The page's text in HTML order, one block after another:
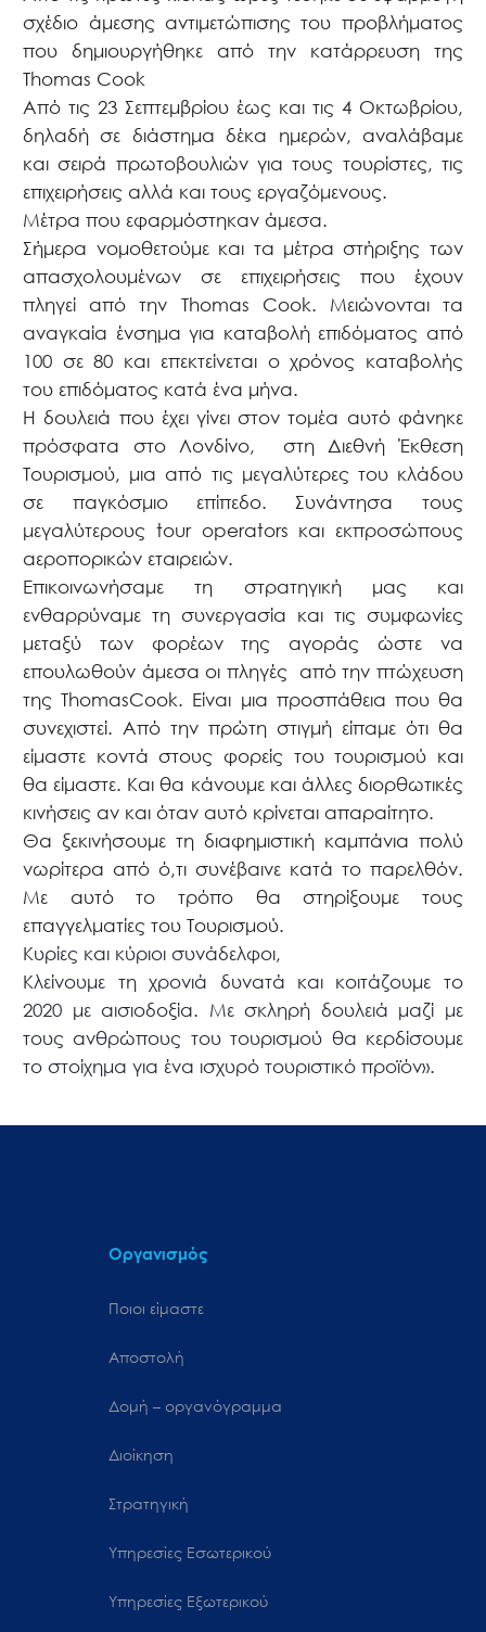
σχέδιο άμεσης αντιμετώπισης του προβλήματος
που δημιουργήθηκε από την κατάρρευση της
Thomas Cook
Από τις 23 Σεπτεμβρίου έως και τις 4 Οκτωβρίου,
δηλαδή σε διάστημα δέκα ημερών, αναλάβαμε
και σειρά πρωτοβουλιών για τους τουρίστες, τις
επιχειρήσεις αλλά και τους εργαζόμενους.
Μέτρα που εφαρμόστηκαν άμεσα.
Σήμερα νομοθετούμε και τα μέτρα στήριξης των
απασχολουμένων σε επιχειρήσεις που έχουν
πληγεί από την Thomas Cook. Μειώνονται τα
αναγκαία ένσημα για καταβολή επιδόματος από
100 σε 80 και επεκτείνεται ο χρόνος καταβολής
του επιδόματος κατά ένα μήνα.
Η δουλειά που έχει γίνει στον τομέα αυτό φάνηκε
πρόσφατα στο Λονδίνο,
στη Διεθνή Έκθεση
Τουρισμού, μια από τις μεγαλύτερες του κλάδου
σε παγκόσμιο επίπεδο. Συνάντησα τους
μεγαλύτερους tour operators και εκπροσώπους
αεροπορικών εταιρειών.
Επικοινωνήσαμε τη στρατηγική μας και
ενθαρρύναμε τη συνεργασία και τις συμφωνίες
μεταξύ των φορέων της αγοράς ώστε να
επουλωθούν άμεσα οι πληγές
από την πτώχευση
της ThomasCook. Είναι μια προσπάθεια που θα
συνεχιστεί. Από την πρώτη στιγμή είπαμε ότι θα
είμαστε κοντά στους φορείς του τουρισμού και
θα είμαστε. Και θα κάνουμε και άλλες διορθωτικές
κινήσεις αν και όταν αυτό κρίνεται απαραίτητο.
Θα ξεκινήσουμε τη διαφημιστική καμπάνια πολύ
νωρίτερα από ό,τι συνέβαινε κατά το παρελθόν.
Με αυτό το τρόπο θα στηρίξουμε τους
επαγγελματίες του Τουρισμού.
Κυρίες και κύριοι συνάδελφοι,
Κλείνουμε τη χρονιά δυνατά και κοιτάζουμε το
2020 με αισιοδοξία. Με σκληρή δουλειά μαζί με
τους ανθρώπους του τουρισμού θα κερδίσουμε
το στοίχημα για ένα ισχυρό τουριστικό προϊόν».
Οργανισμός
Ποιοι είμαστε
Αποστολή
Δομή – οργανόγραμμα
Διοίκηση
Στρατηγική
Υπηρεσίες Εσωτερικού
Υπηρεσίες Εξωτερικού